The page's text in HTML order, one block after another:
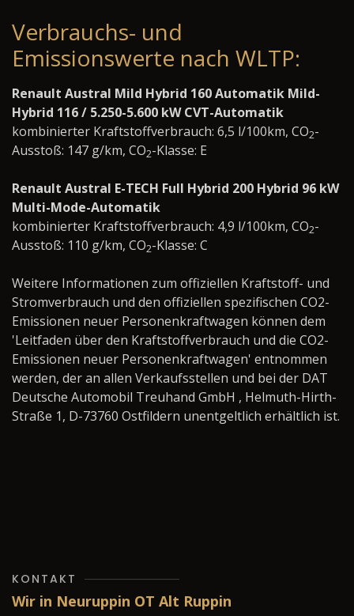
Verbrauchs- und
Emissionswerte nach WLTP:
Renault Austral Mild Hybrid 160 Automatik Mild-
Hybrid 116 / 5.250-5.600 kW CVT-Automatik
kombinierter Kraftstoffverbrauch: 6,5 l/100km, CO2-
Ausstoß: 147 g/km, CO2-Klasse: E
Renault Austral E-TECH Full Hybrid 200 Hybrid 96 kW
Multi-Mode-Automatik
kombinierter Kraftstoffverbrauch: 4,9 l/100km, CO2-
Ausstoß: 110 g/km, CO2-Klasse: C
Weitere Informationen zum offiziellen Kraftstoff- und
Stromverbrauch und den offiziellen spezifischen CO2-
Emissionen neuer Personenkraftwagen können dem
'Leitfaden über den Kraftstoffverbrauch und die CO2-
Emissionen neuer Personenkraftwagen' entnommen
werden, der an allen Verkaufsstellen und bei der DAT
Deutsche Automobil Treuhand GmbH , Helmuth-Hirth-
Straße 1, D-73760 Ostfildern unentgeltlich erhältlich ist.
KONTAKT
Wir in Neuruppin OT Alt Ruppin